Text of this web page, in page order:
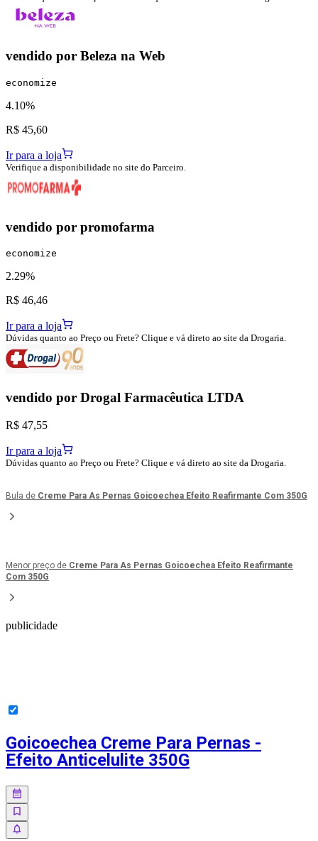
vendido por Beleza na Web
economize
4.10%
R$ 45,60
Ir para a loja
Verifique a disponibilidade no site do Parceiro.
vendido por promofarma
economize
2.29%
R$ 46,46
Ir para a loja
Dúvidas quanto ao Preço ou Frete? Clique e vá direto ao site da Drogaria.
vendido por Drogal Farmacêutica LTDA
R$ 47,55
Ir para a loja
Dúvidas quanto ao Preço ou Frete? Clique e vá direto ao site da Drogaria.
Bula de Creme Para As Pernas Goicoechea Efeito Reafirmante Com 350G
Menor preço de Creme Para As Pernas Goicoechea Efeito Reafirmante
Com 350G
publicidade
Goicoechea Creme Para Pernas -
Efeito Anticelulite 350G